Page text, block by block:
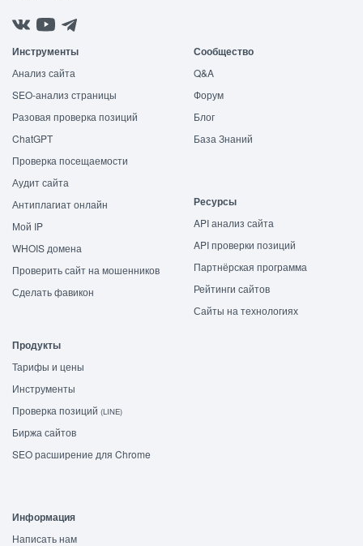
Инструменты
Анализ сайта
SEO-анализ страницы
Разовая проверка позиций
ChatGPT
Проверка посещаемости
Аудит сайта
Антиплагиат онлайн
Мой IP
WHOIS домена
Проверить сайт на мошенников
Сделать фавикон
Сообщество
Q&A
Форум
Блог
База Знаний
Ресурсы
API анализ сайта
API проверки позиций
Партнёрская программа
Рейтинги сайтов
Сайты на технологиях
Продукты
Тарифы и цены
Инструменты
Проверка позиций (LINE)
Биржа сайтов
SEO расширение для Chrome
Информация
Написать нам